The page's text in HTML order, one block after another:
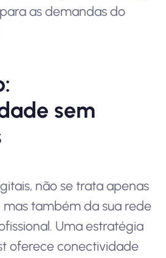
as demandas do
sem
não se trata apenas
mas também da sua rede
Uma estratégia
oferece conectividade